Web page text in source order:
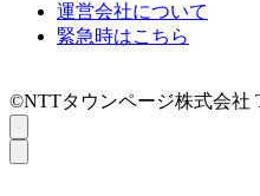
運営会社について
緊急時はこちら
©NTTタウンページ株式会社